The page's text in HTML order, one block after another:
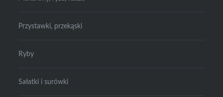
Przystawki, przekąski
Ryby
Sałatki i surówki